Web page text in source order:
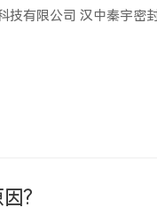
技有限公司 汉中秦宇密
?